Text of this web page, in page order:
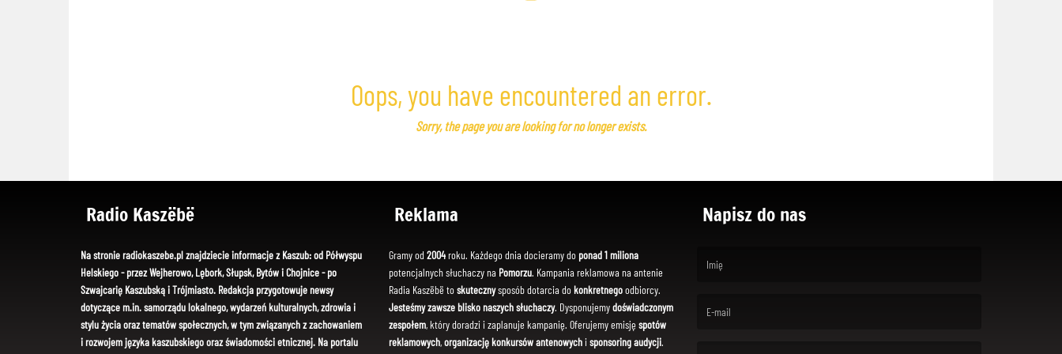
Oops, you have encountered an error.
Sorry, the page you are looking for no longer exists.
Radio Kaszëbë
Na stronie radiokaszebe.pl znajdziecie informacje z Kaszub: od Półwyspu
Helskiego - przez Wejherowo, Lębork, Słupsk, Bytów i Chojnice - po
Szwajcarię Kaszubską i Trójmiasto. Redakcja przygotowuje newsy
dotyczące m.in. samorządu lokalnego, wydarzeń kulturalnych, zdrowia i
stylu życia oraz tematów społecznych, w tym związanych z zachowaniem
i rozwojem języka kaszubskiego oraz świadomości etnicznej. Na portalu
Reklama
Gramy od 2004roku. Każdego dnia docieramy do ponad 1 miliona
potencjalnych słuchaczy na Pomorzu. Kampania reklamowa na antenie
Radia Kaszëbë toskutecznysposób dotarcia dokonkretnegoodbiorcy.
Jesteśmy zawsze blisko naszych słuchaczy. Dysponujemydoświadczonym
zespołem, który doradzi i zaplanuje kampanię. Oferujemy emisję spotów
reklamowych,organizację konkursów antenowychi sponsoring audycji.
Napisz do nas